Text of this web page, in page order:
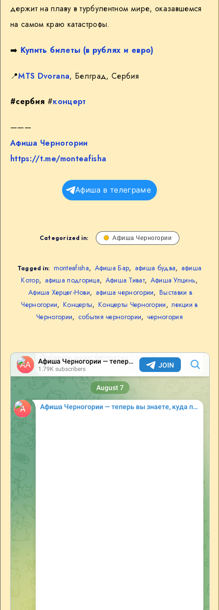
держит на плаву в турбулентном мире, оказавшемся
на самом краю катастрофы.
➡️ Купить билеты (в рублях и евро)
📍MTS Dvorana, Белград, Сербия
#сербия #концерт
———
Афиша Черногории
https://t.me/monteafisha
Афиша в телеграме
Categorized in: Афиша Черногории
Tagged in: monteafisha, Афиша Бар, афиша будва, афиша
Котор, афиша подгорица, Афиша Тиват, Афиша Улцинь,
Афиша Херцег-Нови, афиша черногории, Выставки в
Черногории, Концерты, Концерты Черногории, лекции в
Черногории, события черногории, черногория